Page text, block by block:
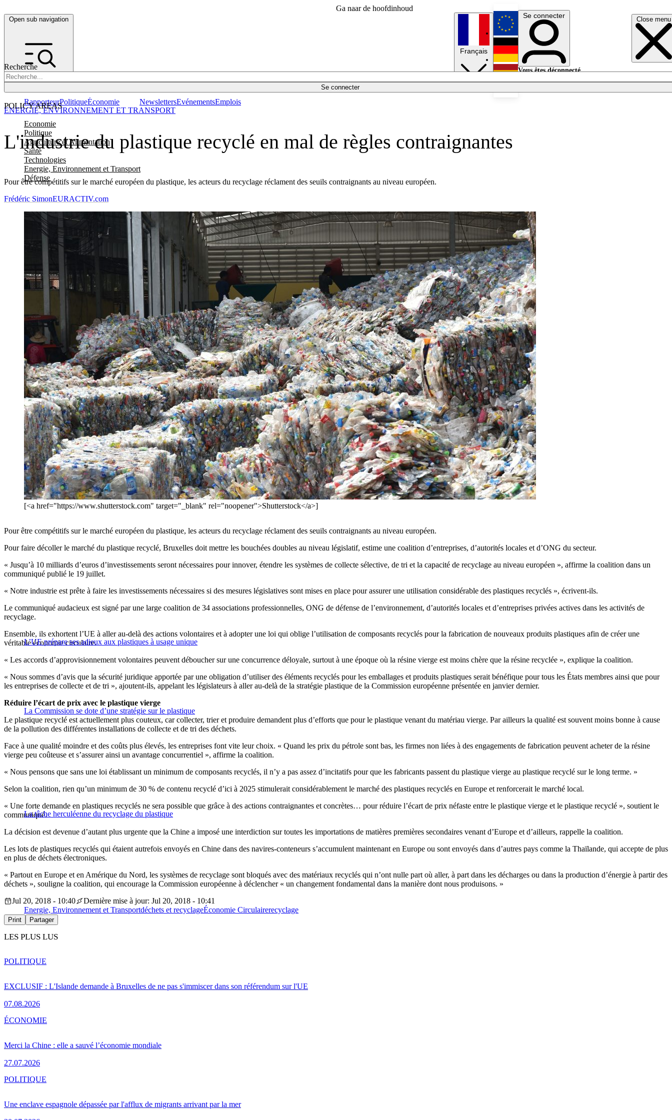
Ga naar de hoofdinhoud
Open sub navigation Close menu
Recherche
Se connecter
POLICY AREAS
Economie
Politique
Agriculture et Alimentation
Santé
Technologies
Energie, Environnement et Transport
Défense
RapporteurPolitiqueÉconomie NewslettersEvénementsEmplois
Français
English
Deutsch
Se connecter
Vous êtes déconnecté.
L'industrie du plastique recyclé en mal de règles contraignantes
Pour être compétitifs sur le marché européen du plastique, les acteurs du recyclage réclament des seuils contraignants au niveau européen.
ENERGIE, ENVIRONNEMENT ET TRANSPORT
Frédéric SimonEURACTIV.com
[<a href="https://www.shutterstock.com" target="_blank" rel="noopener">Shutterstock</a>]
Pour être compétitifs sur le marché européen du plastique, les acteurs du recyclage réclament des seuils contraignants au niveau européen.
Pour faire décoller le marché du plastique recyclé, Bruxelles doit mettre les bouchées doubles au niveau législatif, estime une coalition d’entreprises, d’autorités locales et d’ONG du secteur.
« Jusqu’à 10 milliards d’euros d’investissements seront nécessaires pour innover, étendre les systèmes de collecte sélective, de tri et la capacité de recyclage au niveau européen », affirme la coalition dans un
communiqué publié le 19 juillet.
« Notre industrie est prête à faire les investissements nécessaires si des mesures législatives sont mises en place pour assurer une utilisation considérable des plastiques recyclés », écrivent-ils.
Le communiqué audacieux est signé par une large coalition de 34 associations professionnelles, ONG de défense de l’environnement, d’autorités locales et d’entreprises privées actives dans les activités de
recyclage.
L’UE prépare ses adieux aux plastiques à usage unique
Ensemble, ils exhortent l’UE à aller au-delà des actions volontaires et à adopter une loi qui oblige l’utilisation de composants recyclés pour la fabrication de nouveaux produits plastiques afin de créer une
véritable économie circulaire.
« Les accords d’approvisionnement volontaires peuvent déboucher sur une concurrence déloyale, surtout à une époque où la résine vierge est moins chère que la résine recyclée », explique la coalition.
« Nous sommes d’avis que la sécurité juridique apportée par une obligation d’utiliser des éléments recyclés pour les emballages et produits plastiques serait bénéfique pour tous les États membres ainsi que pour
les entreprises de collecte et de tri », ajoutent-ils, appelant les législateurs à aller au-delà de la stratégie plastique de la Commission européenne présentée en janvier dernier.
La Commission se dote d’une stratégie sur le plastique
Réduire l’écart de prix avec le plastique vierge
Le plastique recyclé est actuellement plus couteux, car collecter, trier et produire demandent plus d’efforts que pour le plastique venant du matériau vierge. Par ailleurs la qualité est souvent moins bonne à cause
de la pollution des différentes installations de collecte et de tri des déchets.
Face à une qualité moindre et des coûts plus élevés, les entreprises font vite leur choix. « Quand les prix du pétrole sont bas, les firmes non liées à des engagements de fabrication peuvent acheter de la résine
vierge peu coûteuse et s’assurer ainsi un avantage concurrentiel », affirme la coalition.
« Nous pensons que sans une loi établissant un minimum de composants recyclés, il n’y a pas assez d’incitatifs pour que les fabricants passent du plastique vierge au plastique recyclé sur le long terme. »
Selon la coalition, rien qu’un minimum de 30 % de contenu recyclé d’ici à 2025 stimulerait considérablement le marché des plastiques recyclés en Europe et renforcerait le marché local.
La tâche herculéenne du recyclage du plastique
« Une forte demande en plastiques recyclés ne sera possible que grâce à des actions contraignantes et concrètes… pour réduire l’écart de prix néfaste entre le plastique vierge et le plastique recyclé », soutient le
communiqué.
La décision est devenue d’autant plus urgente que la Chine a imposé une interdiction sur toutes les importations de matières premières secondaires venant d’Europe et d’ailleurs, rappelle la coalition.
Les lots de plastiques recyclés qui étaient autrefois envoyés en Chine dans des navires-conteneurs s’accumulent maintenant en Europe ou sont envoyés dans d’autres pays comme la Thaïlande, qui accepte de plus
en plus de déchets électroniques.
« Partout en Europe et en Amérique du Nord, les systèmes de recyclage sont bloqués avec des matériaux recyclés qui n’ont nulle part où aller, à part dans les décharges ou dans la production d’énergie à partir des
déchets », souligne la coalition, qui encourage la Commission européenne à déclencher « un changement fondamental dans la manière dont nous produisons. »
Jul 20, 2018 - 10:40
Dernière mise à jour: Jul 20, 2018 - 10:41
Energie, Environnement et Transportdéchets et recyclageÉconomie Circulairerecyclage
Print Partager
LES PLUS LUS
EXCLUSIF : L'Islande demande à Bruxelles de ne pas s'immiscer dans son référendum sur l'UE
07.08.2026
POLITIQUE
Merci la Chine : elle a sauvé l’économie mondiale
27.07.2026
ÉCONOMIE
Une enclave espagnole dépassée par l'afflux de migrants arrivant par la mer
POLITIQUE